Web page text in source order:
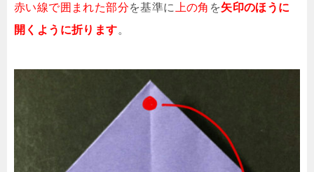
赤い線で囲まれた部分を基準に 上の角 を矢印のほうに
開くように折ります。